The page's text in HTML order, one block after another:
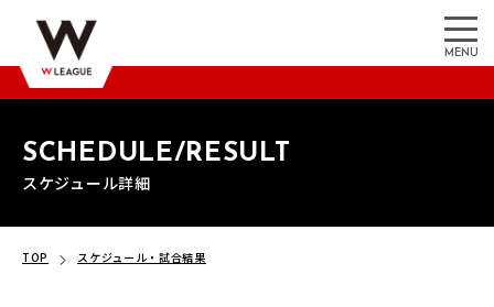
MENU
SCHEDULE/RESULT
スケジュール詳細
TOP スケジュール・試合結果